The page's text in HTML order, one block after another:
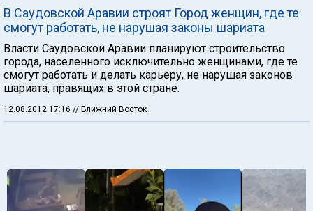
В Саудовской Аравии строят Город женщин, где те
смогут работать, не нарушая законы шариата
Власти Саудовской Аравии планируют строительство
города, населенного исключительно женщинами, где те
смогут работать и делать карьеру, не нарушая законов
шариата, правящих в этой стране.
12.08.2012 17:16 // Ближний Восток